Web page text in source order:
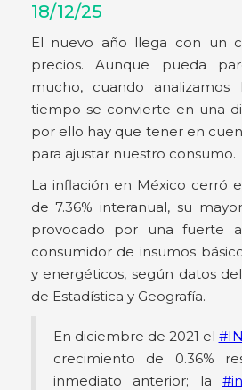
18/12/25
El nuevo año llega con un
precios. Aunque pueda
mucho, cuando
tiempo se convierte en una
por ello hay que tener en
para ajustar nuestro consumo.
La inflación en México cerró
de 7.36% interanual, su
provocado por una fuerte
consumidor de insumos
y energéticos, según datos
de Estadística y Geografía.
En diciembre de 2021 el
crecimiento de 0.36%
inmediato anterior; la